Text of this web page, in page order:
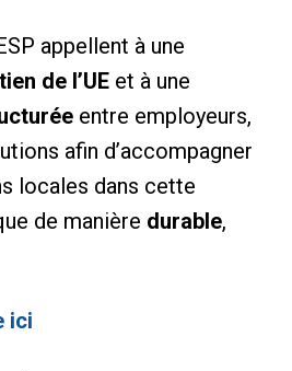
appellent à une
de l’UEet à une
entre employeurs,
afin d’accompagner
locales dans cette
de manière durable,
ici